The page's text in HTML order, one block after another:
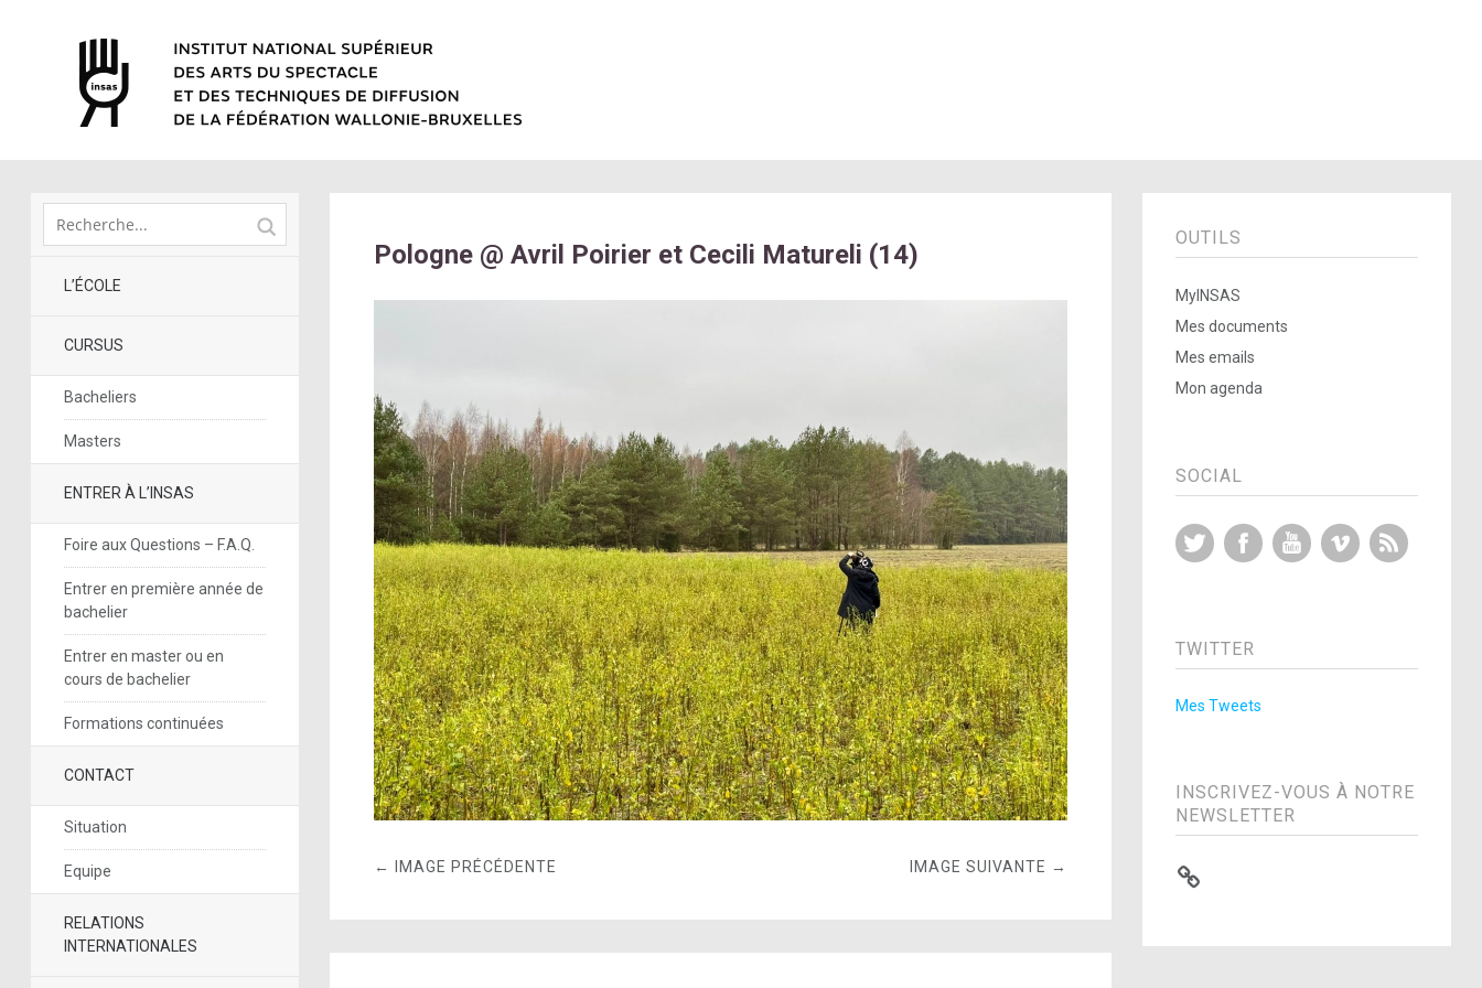
L’ÉCOLE
CURSUS
Bacheliers
Masters
ENTRER À L’INSAS
Foire aux Questions – F.A.Q.
Entrer en première année de
bachelier
Entrer en master ou en
cours de bachelier
Formations continuées
CONTACT
Situation
Equipe
RELATIONS
INTERNATIONALES
Pologne @ Avril Poirier et Cecili Matureli (14)
← IMAGE PRÉCÉDENTE IMAGE SUIVANTE →
OUTILS
MyINSAS
Mes documents
Mes emails
Mon agenda
SOCIAL
Twitter FacebookYouTubeVimeo
TWITTER
Mes Tweets
INSCRIVEZ-VOUS À NOTRE
NEWSLETTER